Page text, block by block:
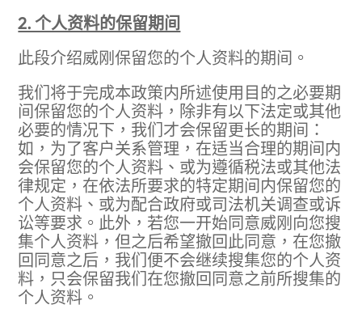
2. 个人资料的保留期间
此段介绍威刚保留您的个人资料的期间。
我们将于完成本政策内所述使用目的之必要期
间保留您的个人资料，除非有以下法定或其他
必要的情况下，我们才会保留更长的期间：
如，为了客户关系管理，在适当合理的期间内
会保留您的个人资料、或为遵循税法或其他法
律规定，在依法所要求的特定期间内保留您的
个人资料、或为配合政府或司法机关调查或诉
讼等要求。此外，若您一开始同意威刚向您搜
集个人资料，但之后希望撤回此同意，在您撤
回同意之后，我们便不会继续搜集您的个人资
料，只会保留我们在您撤回同意之前所搜集的
个人资料。